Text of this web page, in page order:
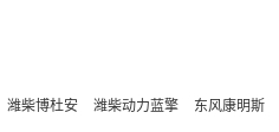
潍柴博杜安 潍柴动力蓝擎 东风康明斯